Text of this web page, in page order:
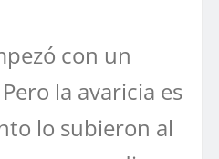
con un
la avaricia es
lo subieron al